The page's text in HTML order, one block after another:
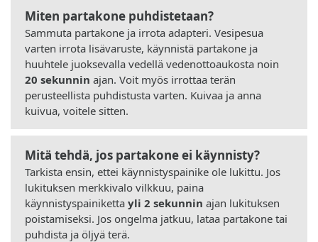
Miten partakone puhdistetaan?
Sammuta partakone ja irrota adapteri. Vesipesua
varten irrota lisävaruste, käynnistä partakone ja
huuhtele juoksevalla vedellä vedenottoaukosta noin
20 sekunnin ajan. Voit myös irrottaa terän
perusteellista puhdistusta varten. Kuivaa ja anna
kuivua, voitele sitten.
Mitä tehdä, jos partakone ei käynnisty?
Tarkista ensin, ettei käynnistyspainike ole lukittu. Jos
lukituksen merkkivalo vilkkuu, paina
käynnistyspainiketta yli 2 sekunnin ajan lukituksen
poistamiseksi. Jos ongelma jatkuu, lataa partakone tai
puhdista ja öljyä terä.